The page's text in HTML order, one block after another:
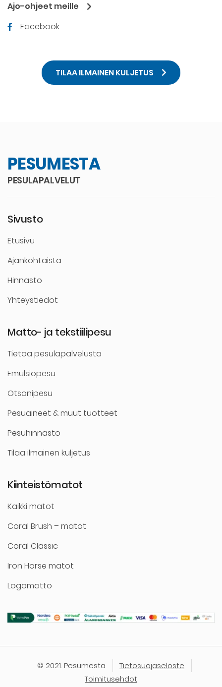
Ajo-ohjeet meille
Facebook
TILAA ILMAINEN KULJETUS
PESUMESTA
PESULAPALVELUT
Sivusto
Etusivu
Ajankohtaista
Hinnasto
Yhteystiedot
Matto- ja tekstiilipesu
Tietoa pesulapalvelusta
Emulsiopesu
Otsonipesu
Pesuaineet & muut tuotteet
Pesuhinnasto
Tilaa ilmainen kuljetus
Kiinteistömatot
Kaikki matot
Coral Brush – matot
Coral Classic
Iron Horse matot
Logomatto
© 2021. Pesumesta
Tietosuojaseloste
Toimitusehdot